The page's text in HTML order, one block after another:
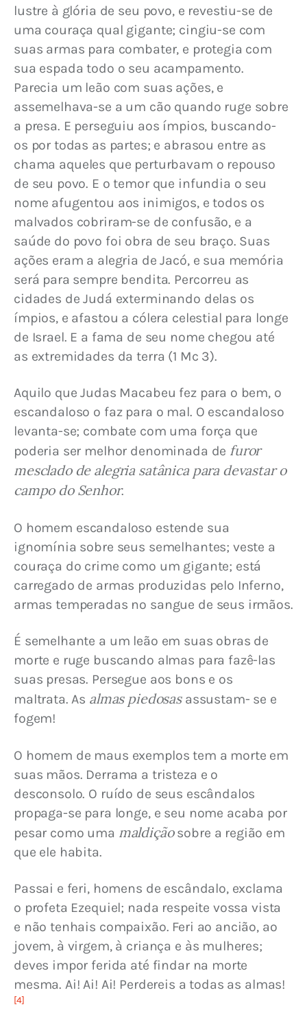
lustre à glória de seu povo, e revestiu-se de
uma couraça qual gigante; cingiu-se com
suas armas para combater, e protegia com
sua espada todo o seu acampamento.
Parecia um leão com suas ações, e
assemelhava-se a um cão quando ruge sobre
a presa. E perseguiu aos ímpios, buscando-
os por todas as partes; e abrasou entre as
chama aqueles que perturbavam o repouso
de seu povo. E o temor que infundia o seu
nome afugentou aos inimigos, e todos os
malvados cobriram-se de confusão, e a
saúde do povo foi obra de seu braço. Suas
ações eram a alegria de Jacó, e sua memória
será para sempre bendita. Percorreu as
cidades de Judá exterminando delas os
ímpios, e afastou a cólera celestial para longe
de Israel. E a fama de seu nome chegou até
as extremidades da terra (1 Mc 3).
Aquilo que Judas Macabeu fez para o bem, o
escandaloso o faz para o mal. O escandaloso
levanta-se; combate com uma força que
poderia ser melhor denominada de furor
mesclado de alegria satânica para devastar o
campo do Senhor.
O homem escandaloso estende sua
ignomínia sobre seus semelhantes; veste a
couraça do crime como um gigante; está
carregado de armas produzidas pelo Inferno,
armas temperadas no sangue de seus irmãos.
É semelhante a um leão em suas obras de
morte e ruge buscando almas para fazê-las
suas presas. Persegue aos bons e os
maltrata. As almas piedosas assustam- se e
fogem!
O homem de maus exemplos tem a morte em
suas mãos. Derrama a tristeza e o
desconsolo. O ruído de seus escândalos
propaga-se para longe, e seu nome acaba por
pesar como uma maldição sobre a região em
que ele habita.
Passai e feri, homens de escândalo, exclama
o profeta Ezequiel; nada respeite vossa vista
e não tenhais compaixão. Feri ao ancião, ao
jovem, à virgem, à criança e às mulheres;
deves impor ferida até findar na morte
mesma. Ai! Ai! Ai! Perdereis a todas as almas!
[4]